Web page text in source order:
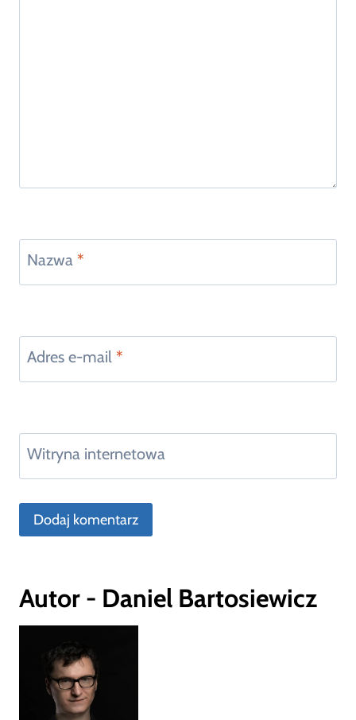
Nazwa *
Adres e-mail *
Witryna internetowa
Autor - Daniel Bartosiewicz